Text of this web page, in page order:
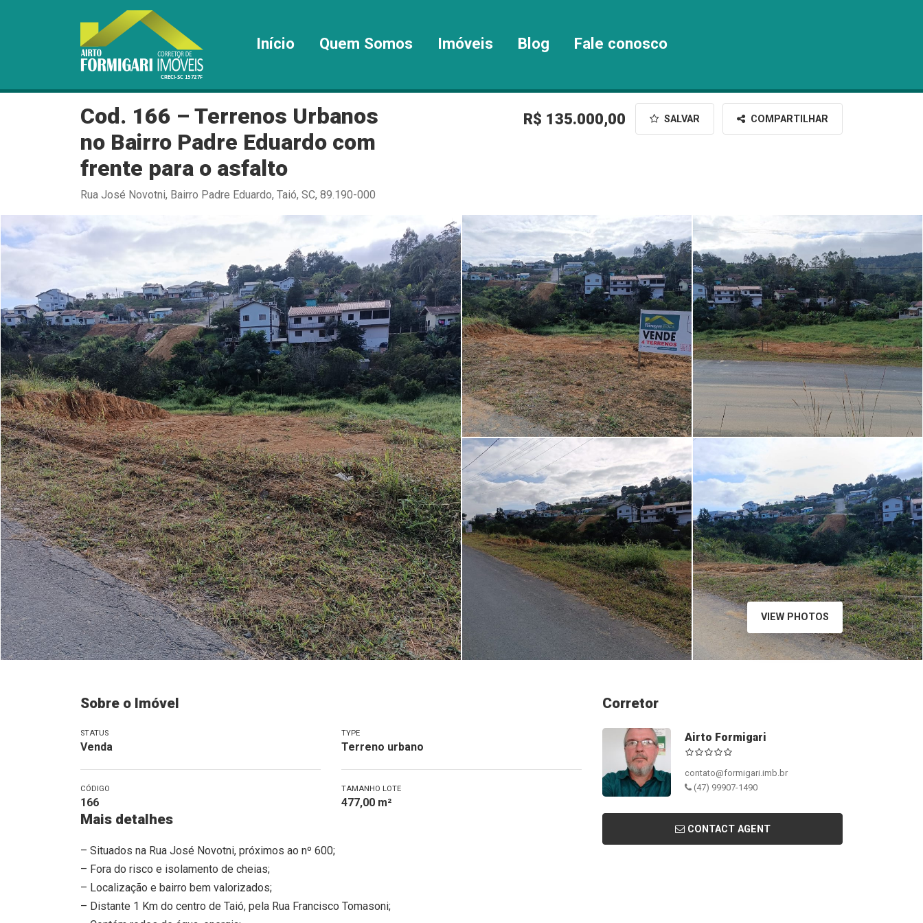
Início Quem Somos Imóveis Blog Fale conosco
Cod. 166 – Terrenos Urbanos
no Bairro Padre Eduardo com
frente para o asfalto
Rua José Novotni, Bairro Padre Eduardo, Taió, SC, 89.190-000
SALVAR COMPARTILHAR
R$ 135.000,00
VIEW PHOTOS
Sobre o Imóvel
STATUS
Venda
TYPE
Terreno urbano
CÓDIGO
166
TAMANHO LOTE
477,00 m²
Mais detalhes
– Situados na Rua José Novotni, próximos ao nº 600;
– Fora do risco e isolamento de cheias;
– Localização e bairro bem valorizados;
– Distante 1 Km do centro de Taió, pela Rua Francisco Tomasoni;
Corretor
Airto Formigari
contato@formigari.imb.br
(47) 99907-1490
CONTACT AGENT